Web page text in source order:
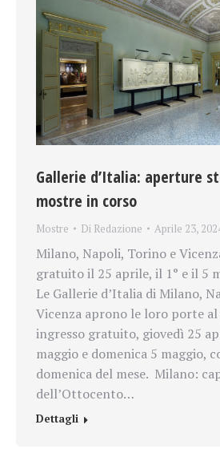
Gallerie d’Italia: aperture
mostre in corso
Mostre Di Redazione Aprile 23,
Milano, Napoli, Torino e
gratuito il 25 aprile, il 1° e il 5
Le Gallerie d’Italia di Milano,
Vicenza aprono le loro porte
ingresso gratuito, giovedì 25
maggio e domenica 5 maggio,
domenica del mese. Milano:
dell’Ottocento…
Dettagli